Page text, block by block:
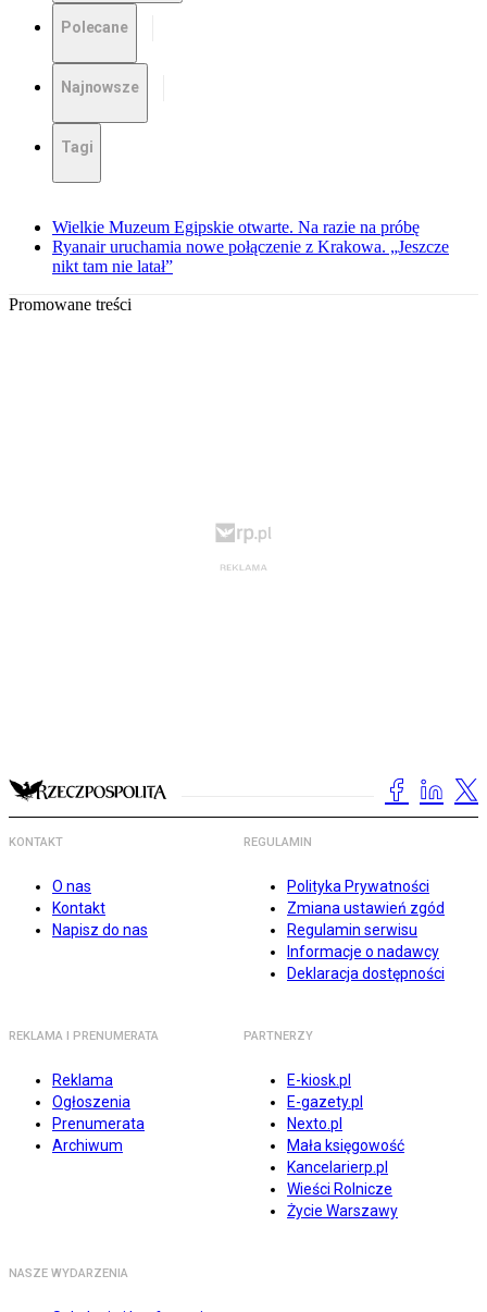
Polecane
Najnowsze
Tagi
Wielkie Muzeum Egipskie otwarte. Na razie na próbę
Ryanair uruchamia nowe połączenie z Krakowa. „Jeszcze
nikt tam nie latał”
Promowane treści
KONTAKT
O nas
Kontakt
Napisz do nas
REGULAMIN
Polityka Prywatności
Zmiana ustawień zgód
Regulamin serwisu
Informacje o nadawcy
Deklaracja dostępności
REKLAMA I PRENUMERATA
Reklama
Ogłoszenia
Prenumerata
Archiwum
PARTNERZY
E-kiosk.pl
E-gazety.pl
Nexto.pl
Mała księgowość
Kancelarierp.pl
Wieści Rolnicze
Życie Warszawy
NASZE WYDARZENIA